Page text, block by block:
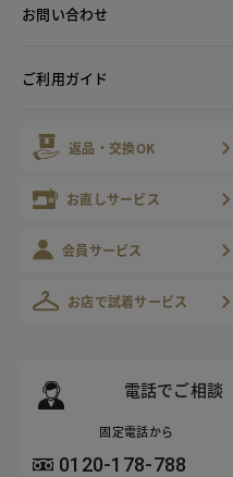
お問い合わせ
ご利用ガイド
返品・交換OK
お直しサービス
会員サービス
お店で試着サービス
電話でご相談
固定電話から
0120-178-788